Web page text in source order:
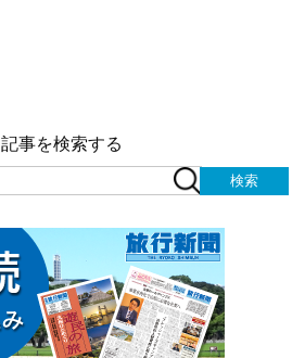
記事を検索する